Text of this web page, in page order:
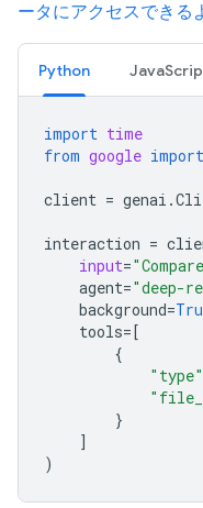
ータにアクセスできる
Python
import time
from google import
client = genai .
interaction =
input=
agent="deep-
background=
tools=[
{
"type"
}
]
)